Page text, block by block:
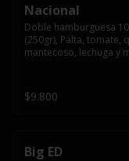
Nacional
Doble hamburguesa
(250gr), Palta, tomate,
mantecoso, lechuga y
$9.800
Big ED